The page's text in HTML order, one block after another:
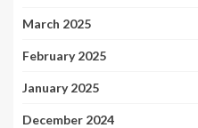
March 2025
February 2025
January 2025
December 2024